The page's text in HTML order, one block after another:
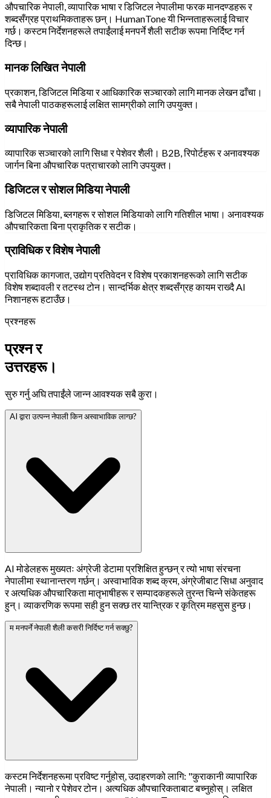
औपचारिक नेपाली, व्यापारिक भाषा र डिजिटल नेपालीमा फरक मानदण्डहरू र
शब्दसँग्रह प्राथमिकताहरू छन्। HumanTone यी भिन्नताहरूलाई विचार
गर्छ। कस्टम निर्देशनहरूले तपाईंलाई मनपर्ने शैली सटीक रूपमा निर्दिष्ट गर्न
दिन्छ।
मानक लिखित नेपाली
प्रकाशन, डिजिटल मिडिया र आधिकारिक सञ्चारको लागि मानक लेखन ढाँचा।
सबै नेपाली पाठकहरूलाई लक्षित सामग्रीको लागि उपयुक्त।
व्यापारिक नेपाली
व्यापारिक सञ्चारको लागि सिधा र पेशेवर शैली। B2B, रिपोर्टहरू र अनावश्यक
जार्गन बिना औपचारिक पत्राचारको लागि उपयुक्त।
डिजिटल र सोशल मिडिया नेपाली
डिजिटल मिडिया, ब्लगहरू र सोशल मिडियाको लागि गतिशील भाषा। अनावश्यक
औपचारिकता बिना प्राकृतिक र सटीक।
प्राविधिक र विशेष नेपाली
प्राविधिक कागजात, उद्योग प्रतिवेदन र विशेष प्रकाशनहरूको लागि सटीक
विशेष शब्दावली र तटस्थ टोन। सान्दर्भिक क्षेत्र शब्दसँग्रह कायम राख्दै AI
निशानहरू हटाउँछ।
प्रश्नहरू
प्रश्न र
उत्तरहरू।
सुरु गर्नु अघि तपाईंले जान्न आवश्यक सबै कुरा।
AI द्वारा उत्पन्न नेपाली किन अस्वाभाविक लाग्छ?
AI मोडेलहरू मुख्यतः अंग्रेजी डेटामा प्रशिक्षित हुन्छन् र त्यो भाषा संरचना
नेपालीमा स्थानान्तरण गर्छन्। अस्वाभाविक शब्द क्रम, अंग्रेजीबाट सिधा अनुवाद
र अत्यधिक औपचारिकता मातृभाषीहरू र सम्पादकहरूले तुरन्त चिन्ने संकेतहरू
हुन्। व्याकरणिक रूपमा सही हुन सक्छ तर यान्त्रिक र कृत्रिम महसुस हुन्छ।
म मनपर्ने नेपाली शैली कसरी निर्दिष्ट गर्न सक्छु?
कस्टम निर्देशनहरूमा प्रविष्ट गर्नुहोस्, उदाहरणको लागि: "कुराकानी व्यापारिक
नेपाली। न्यानो र पेशेवर टोन। अत्यधिक औपचारिकताबाट बच्नुहोस्। लक्षित